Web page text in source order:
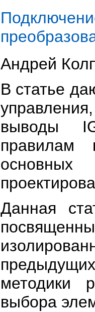
Андрей
В статье
выводы
правилам
Данная
методики
выбора